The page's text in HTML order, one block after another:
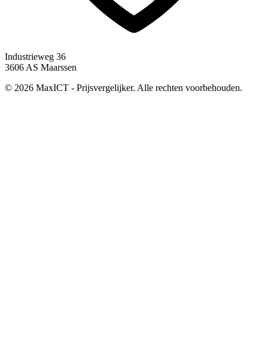
Industrieweg 36
3606 AS Maarssen
© 2026 MaxICT - Prijsvergelijker. Alle rechten voorbehouden.